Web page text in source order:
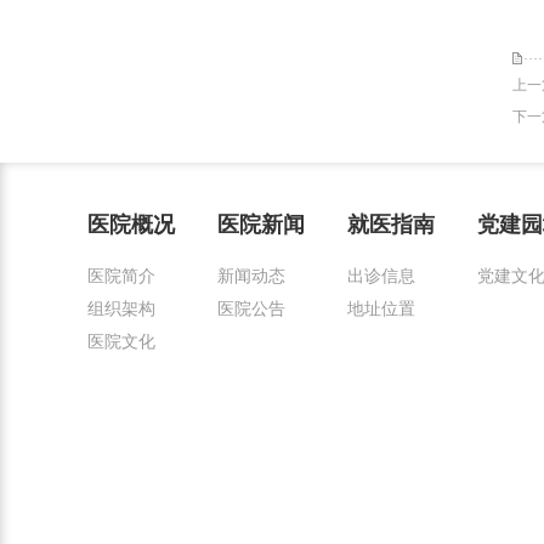
上
下
医院概况
医院简介
组织架构
医院文化
医院新闻
新闻动态
医院公告
就医指南
出诊信息
地址位置
党建
党建文